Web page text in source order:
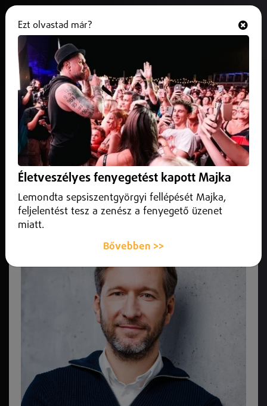
Új debreceni sajtófőnöke van a
Közlekedési és Beruházási
Minisztériumnak
2026. július 03. Debrecen Helyi
Új debreceni sajtófőnöke van a Közlekedési és Beruházási
Minisztériumnak Pécsi Norbert Sándor személyében, aki
közel 20 éve dolgozik a szakmában. A szakember
pályafutását a debreceni
Ezt olvastad már?
Életveszélyes fenyegetést kapott Majka
Lemondta sepsiszentgyörgyi fellépését Majka,
feljelentést tesz a zenész a fenyegető üzenet
miatt.
Bővebben >>